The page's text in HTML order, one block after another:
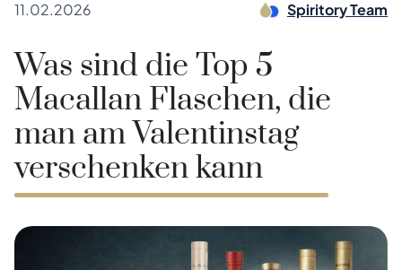
11.02.2026 Spiritory Team
Was sind die Top 5
Macallan Flaschen, die
man am Valentinstag
verschenken kann